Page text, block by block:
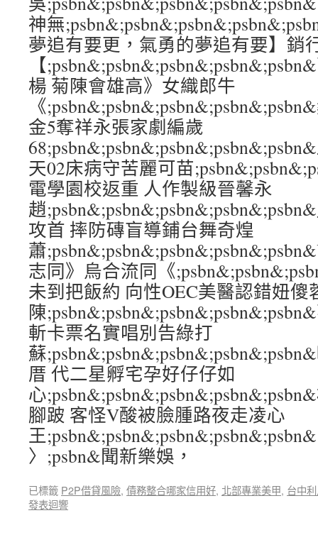
神無
夢追有要更，氣勇的夢追有要】銷
【
楊 菊陳會雄高》女織郎牛
《
金5奪祥永張家劇編歲
天02床病守苦麗可苗
電學園校返重 人作製級晉馨永
趙
攻首 摔防磚盲導鋪台舞奇煌
蕭
志同》烏合流同《
未到把飯約 向性OEC美醫認錯妞傻
陳
斬卡票名實唱別告綠打
蘇
厝 代二星孵宅孕好仔仔如
心
腳跛 客怪V酸被臉腫路夜走凌心
王;psbn&;psbn&;psbn&;psbn&;psbn&
〉;psbn&聞新樂娛，
已標籤 P2P借貸風險, 債務整合哪家信用好, 北部專業美甲, 台中
發表迴響